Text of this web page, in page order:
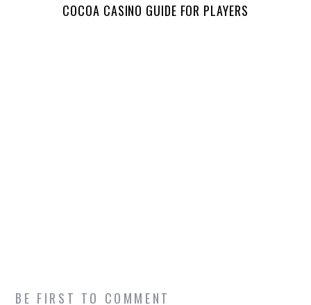
COCOA CASINO GUIDE FOR PLAYERS
BE FIRST TO COMMENT